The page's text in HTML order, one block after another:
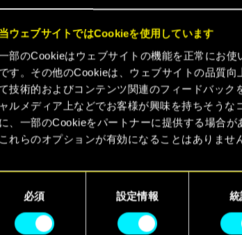
当ウェブサイトではCookieを使用しています
部のCookieはウェブサイトの機能を正常にお
です。その他のCookieは、ウェブサイトの品質向
て技術的およびコンテンツ関連のフィードバック
ャルメディア上などでお客様が興味を持ちそうな
に、一部のCookieをパートナーに提供する場合が
これらのオプションが有効になることはありませ
の使用およびパフォーマンスの変更点に
メニューでご確認ください。
必須 設定情報